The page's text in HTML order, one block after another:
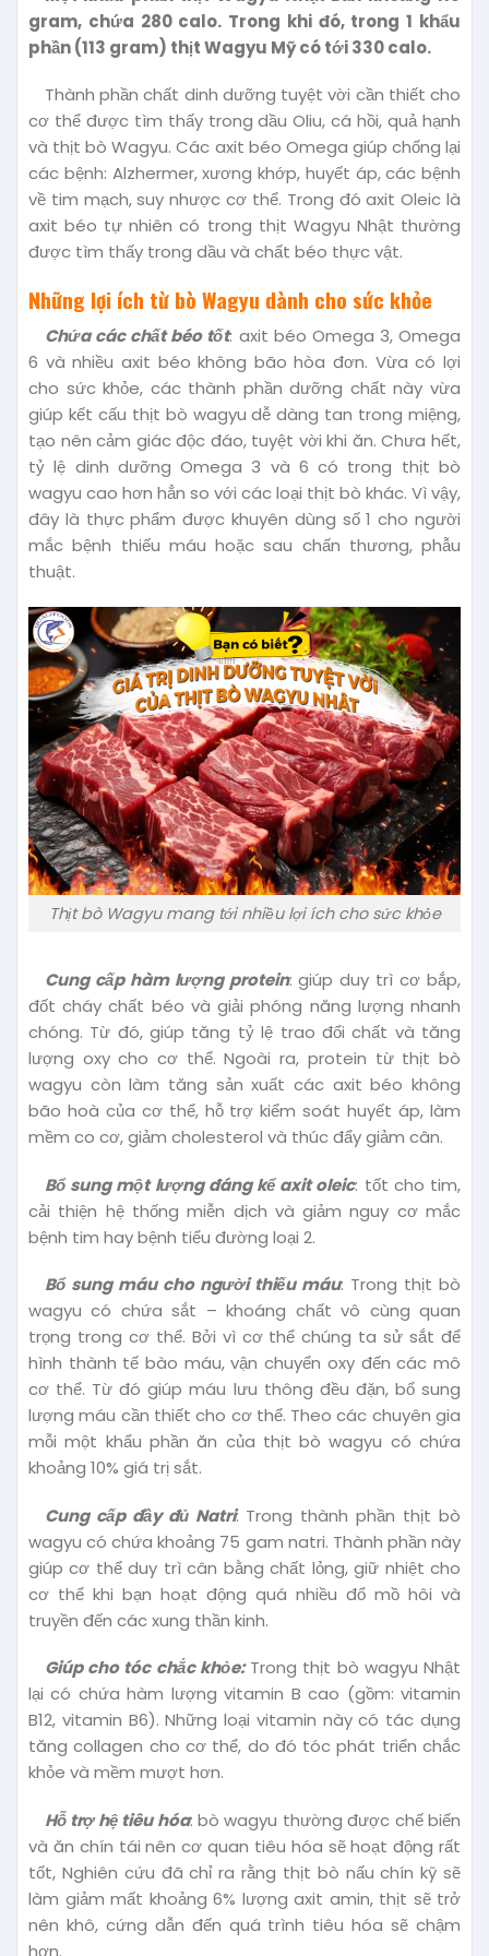
gram, chứa 280 calo. Trong khi đó, trong 1 khẩu
phần (113 gram) thịt Wagyu Mỹ có tới 330 calo.
Thành phần chất dinh dưỡng tuyệt vời cần thiết cho
cơ thể được tìm thấy trong dầu Oliu, cá hồi, quả hạnh
và thịt bò Wagyu. Các axit béo Omega giúp chống lại
các bệnh: Alzhermer, xương khớp, huyết áp, các bệnh
về tim mạch, suy nhược cơ thể. Trong đó axit Oleic là
axit béo tự nhiên có trong thịt Wagyu Nhật thường
được tìm thấy trong dầu và chất béo thực vật.
Những lợi ích từ bò Wagyu dành cho sức khỏe
Chứa các chất béo tốt: axit béo Omega 3, Omega
6 và nhiều axit béo không bão hòa đơn. Vừa có lợi
cho sức khỏe, các thành phần dưỡng chất này vừa
giúp kết cấu thịt bò wagyu dễ dàng tan trong miệng,
tạo nên cảm giác độc đáo, tuyệt vời khi ăn. Chưa hết,
tỷ lệ dinh dưỡng Omega 3 và 6 có trong thịt bò
wagyu cao hơn hẳn so với các loại thịt bò khác. Vì vậy,
đây là thực phẩm được khuyên dùng số 1 cho người
mắc bệnh thiếu máu hoặc sau chấn thương, phẫu
thuật.
Thịt bò Wagyu mang tới nhiều lợi ích cho sức khỏe
Cung cấp hàm lượng protein: giúp duy trì cơ bắp,
đốt cháy chất béo và giải phóng năng lượng nhanh
chóng. Từ đó, giúp tăng tỷ lệ trao đổi chất và tăng
lượng oxy cho cơ thể. Ngoài ra, protein từ thịt bò
wagyu còn làm tăng sản xuất các axit béo không
bão hoà của cơ thể, hỗ trợ kiểm soát huyết áp, làm
mềm co cơ, giảm cholesterol và thúc đẩy giảm cân.
Bổ sung một lượng đáng kể axit oleic: tốt cho tim,
cải thiện hệ thống miễn dịch và giảm nguy cơ mắc
bệnh tim hay bệnh tiểu đường loại 2.
Bổ sung máu cho người thiếu máu: Trong thịt bò
wagyu có chứa sắt – khoáng chất vô cùng quan
trọng trong cơ thể. Bởi vì cơ thể chúng ta sử sắt để
hình thành tế bào máu, vận chuyển oxy đến các mô
cơ thể. Từ đó giúp máu lưu thông đều đặn, bổ sung
lượng máu cần thiết cho cơ thể. Theo các chuyên gia
mỗi một khẩu phần ăn của thịt bò wagyu có chứa
khoảng 10% giá trị sắt.
Cung cấp đầy đủ Natri: Trong thành phần thịt bò
wagyu có chứa khoảng 75 gam natri. Thành phần này
giúp cơ thể duy trì cân bằng chất lỏng, giữ nhiệt cho
cơ thể khi bạn hoạt động quá nhiều đổ mồ hôi và
truyền đến các xung thần kinh.
Giúp cho tóc chắc khỏe:Trong thịt bò wagyu Nhật
lại có chứa hàm lượng vitamin B cao (gồm: vitamin
B12, vitamin B6). Những loại vitamin này có tác dụng
tăng collagen cho cơ thể, do đó tóc phát triển chắc
khỏe và mềm mượt hơn.
Hỗ trợ hệ tiêu hóa: bò wagyu thường được chế biến
và ăn chín tái nên cơ quan tiêu hóa sẽ hoạt động rất
tốt, Nghiên cứu đã chỉ ra rằng thịt bò nấu chín kỹ sẽ
làm giảm mất khoảng 6% lượng axit amin, thịt sẽ trở
nên khô, cứng dẫn đến quá trình tiêu hóa sẽ chậm
hơn.